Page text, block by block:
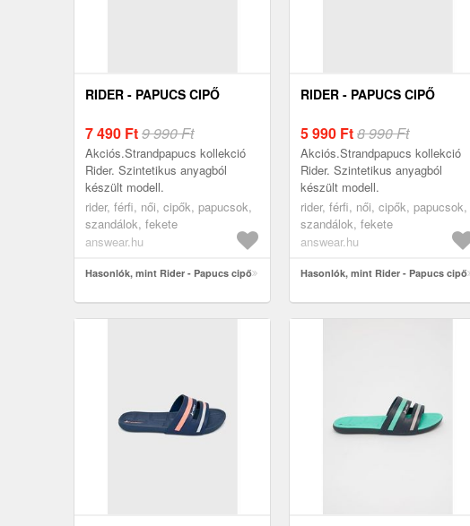
RIDER - PAPUCS CIPŐ
7 490 Ft9 990 Ft
Akciós.Strandpapucs kollekció
Rider. Szintetikus anyagból
készült modell.
rider, férfi, női, cipők, papucsok,
szandálok, fekete
answear.hu
Hasonlók, mint Rider - Papucs cipő
RIDER - PAPUCS CIPŐ
5 990 Ft8 990 Ft
Akciós.Strandpapucs kollekció
Rider. Szintetikus anyagból
készült modell.
rider, férfi, női, cipők, papucsok,
szandálok, fekete
answear.hu
Hasonlók, mint Rider - Papucs cipő